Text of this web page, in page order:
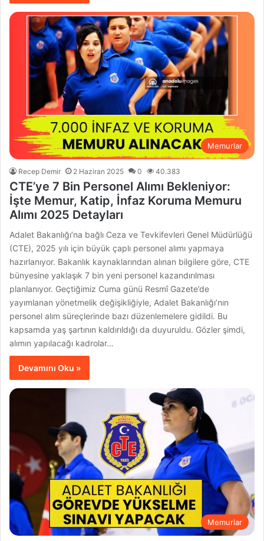
Memurlar
Recep Demir 2 Haziran 2025 0 40.383
CTE’ye 7 Bin Personel Alımı Bekleniyor:
İşte Memur, Katip, İnfaz Koruma Memuru
Alımı 2025 Detayları
Adalet Bakanlığı’na bağlı Ceza ve Tevkifevleri Genel Müdürlüğü
(CTE), 2025 yılı için büyük çaplı personel alımı yapmaya
hazırlanıyor. Bakanlık kaynaklarından alınan bilgilere göre, CTE
bünyesine yaklaşık 7 bin yeni personel kazandırılması
planlanıyor. Geçtiğimiz Cuma günü Resmî Gazete’de
yayımlanan yönetmelik değişikliğiyle, Adalet Bakanlığı’nın
personel alım süreçlerinde bazı düzenlemelere gidildi. Bu
kapsamda yaş şartının kaldırıldığı da duyuruldu. Gözler şimdi,
alımın yapılacağı kadrolar…
Devamını Oku »
Memurlar